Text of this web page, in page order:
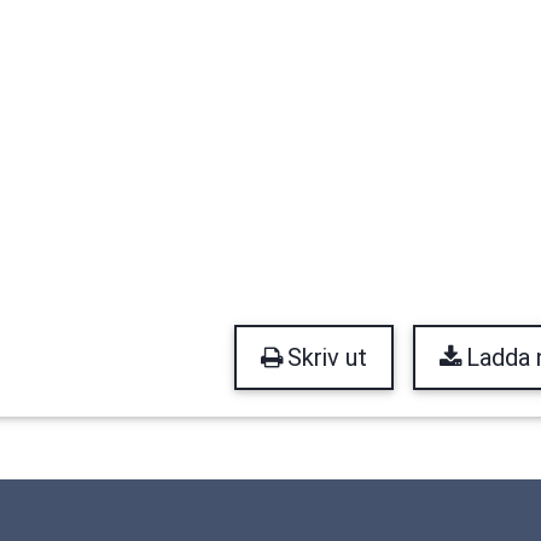
Skriv ut Ladda